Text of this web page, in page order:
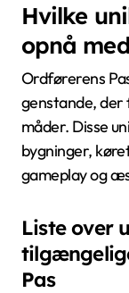
Hvilke
opnå
Ordførerens
genstande, der
måder. Disse
bygninger,
gameplay og
Liste over
Pas